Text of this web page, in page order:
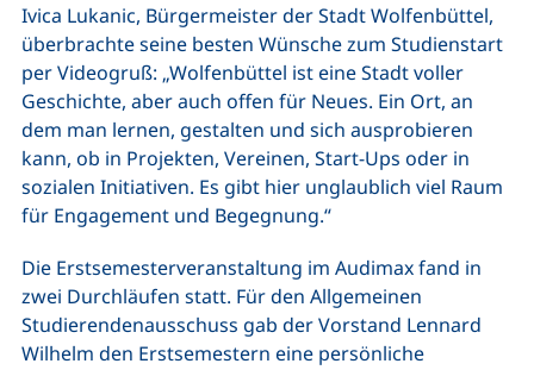
Ivica Lukanic, Bürgermeister der Stadt Wolfenbüttel,
überbrachte seine besten Wünsche zum Studienstart
per Videogruß: „Wolfenbüttel ist eine Stadt voller
Geschichte, aber auch offen für Neues. Ein Ort, an
dem man lernen, gestalten und sich ausprobieren
kann, ob in Projekten, Vereinen, Start-Ups oder in
sozialen Initiativen. Es gibt hier unglaublich viel Raum
für Engagement und Begegnung.“
Die Erstsemesterveranstaltung im Audimax fand in
zwei Durchläufen statt. Für den Allgemeinen
Studierendenausschuss gab der Vorstand Lennard
Wilhelm den Erstsemestern eine persönliche